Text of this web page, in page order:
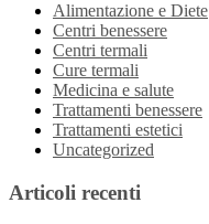
Alimentazione e Diete
Centri benessere
Centri termali
Cure termali
Medicina e salute
Trattamenti benessere
Trattamenti estetici
Uncategorized
Articoli recenti